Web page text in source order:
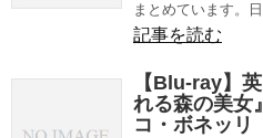
まとめています。
記事を読む
【Blu-ray】
れる森の美女
コ・ボネッ